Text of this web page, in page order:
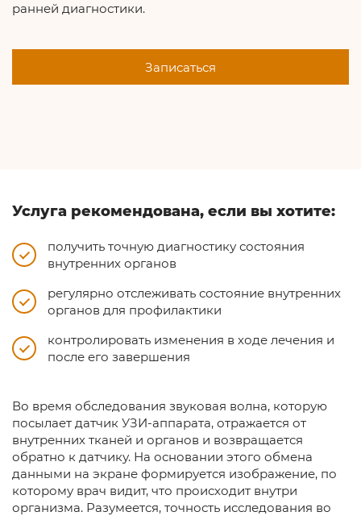
ранней диагностики.
Записаться
Услуга рекомендована, если вы хотите:
получить точную диагностику состояния
внутренних органов
регулярно отслеживать состояние внутренних
органов для профилактики
контролировать изменения в ходе лечения и
после его завершения
Во время обследования звуковая волна, которую
посылает датчик УЗИ-аппарата, отражается от
внутренних тканей и органов и возвращается
обратно к датчику. На основании этого обмена
данными на экране формируется изображение, по
которому врач видит, что происходит внутри
организма. Разумеется, точность исследования во